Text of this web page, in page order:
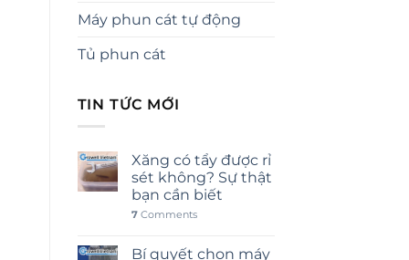
Máy phun cát tự động
Tủ phun cát
TIN TỨC MỚI
Xăng có tẩy được rỉ
sét không? Sự thật
bạn cần biết
7Comments
Bí quyết chọn máy